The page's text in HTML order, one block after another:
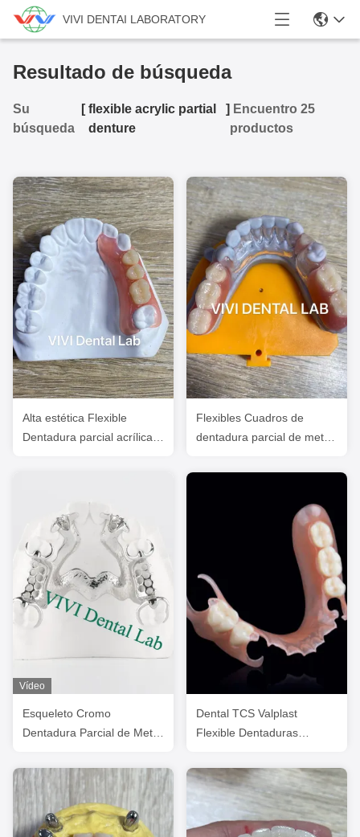
VIVI DENTAI LABORATORY
Resultado de búsqueda
Su
búsqueda
[flexible acrylic partial
denture
] Encuentro 25
productos
Alta estética Flexible
Dentadura parcial acrílica /
Flexibles Cuadros de
dentadura parcial de metal
Vídeo
Esqueleto Cromo
Dentadura Parcial de Metal
Dentadura CoCr
Dental TCS Valplast
Flexible Dentaduras
olores de decoloración